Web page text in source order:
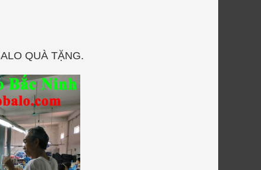
QUÀ TẶNG.